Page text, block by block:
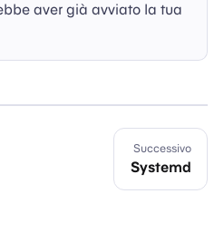
aver già avviato la tua
Successivo
Systemd